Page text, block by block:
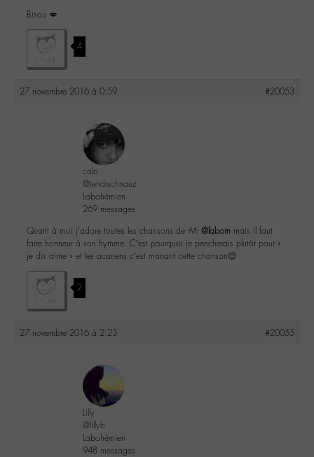
Bisou 💋
4
27 novembre 2016 à 0:59 #20053
calo
@tendrschnauz
Labohémien
269 messages
Quant à moi j’adore toutes les chansons de -M- @labom mais il faut
faire honneur à son hymme. C’est pourquoi je pencherais plutôt pour »
je dis aime » et les acariens c’est marrant cette chanson😉
2
27 novembre 2016 à 2:23 #20055
Lilly
@lillyb
Labohémien
948 messages